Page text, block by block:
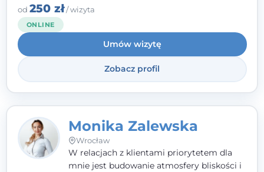
należę do Polskiego Towarzystwa
pierwszym miejscu stawiam budowanie
atmosfery bezpieczeństwa i zrozumienia w
relacjach z Klientami. Istotna dla nie jest
również koncentracja na dostępnych
zasobach.
od 250 zł/ wizyta
ONLINE
Umów wizytę
Zobacz profil
Monika Zalewska
Wrocław
W relacjach z klientami priorytetem dla
mnie jest budowanie atmosfery bliskości i